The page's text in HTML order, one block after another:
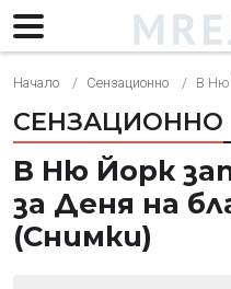
Начало Сензационно В Ню
СЕНЗАЦИОННО
В Ню Йорк
за Деня на
(Снимки)